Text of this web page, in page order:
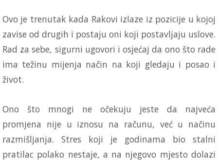
Ovo je trenutak kada Rakovi izlaze iz pozicije u kojoj
zavise od drugih i postaju oni koji postavljaju uslove.
Rad za sebe, sigurni ugovori i osjećaj da ono što rade
ima težinu mijenja način na koji gledaju i posao i
život.
Ono što mnogi ne očekuju jeste da najveća
promjena nije u iznosu na računu, već u načinu
razmišljanja. Stres koji je godinama bio stalni
pratilac polako nestaje, a na njegovo mjesto dolazi